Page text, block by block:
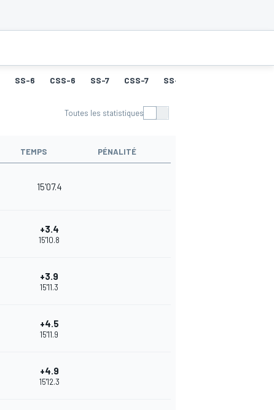
SS-6 CSS-6 SS-7 CSS-7 SS-8
Toutes les statistiques
TEMPS PÉNALITÉ
15'07.4
+3.4
15'10.8
+3.9
15'11.3
+4.5
15'11.9
+4.9
15'12.3